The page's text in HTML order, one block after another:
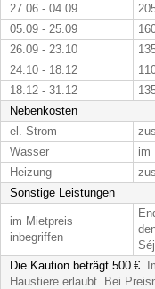
27.06 - 04.09
05.09 - 25.09
26.09 - 23.10
24.10 - 18.12
18.12 - 31.12
Nebenkosten
el. Strom
Wasser
im
Heizung
Sonstige Leistungen
im Mietpreis
inbegriffen
Die Kaution beträgt 500 €.
Haustiere erlaubt. Bei